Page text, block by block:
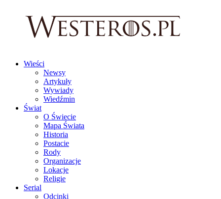
Wieści
Newsy
Artykuły
Wywiady
Wiedźmin
Świat
O Świecie
Mapa Świata
Historia
Postacie
Rody
Organizacje
Lokacje
Religie
Serial
Odcinki